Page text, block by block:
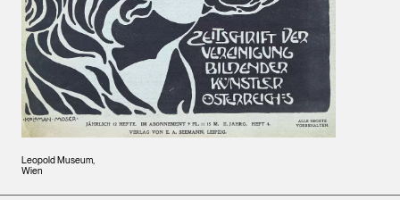
Leopold Museum,
Wien